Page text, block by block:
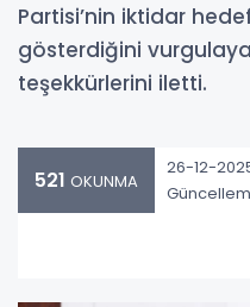
Partisi’nin iktidar
gösterdiğini
teşekkürlerini iletti.
521 OKUNMA
26-12-